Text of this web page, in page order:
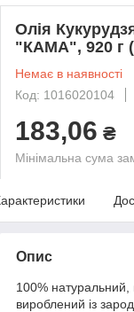
Олiя
"КАМА", 920 г
Немає в наявності
Код: 1016020104
183,06 ₴
Мінімальна сума
Опис
100% натуральний,
вироблений із